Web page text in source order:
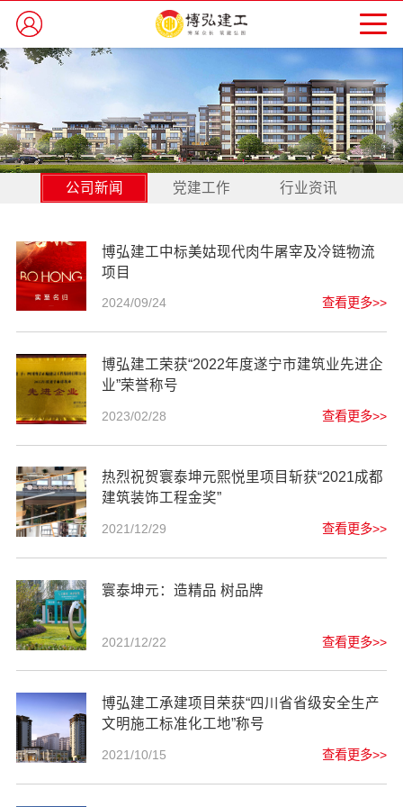
公司新闻 党建工作 行业资讯
博弘建工中标美姑现代肉牛屠宰及冷链物流
项目
2024/09/24 查看更多>>
博弘建工荣获“2022年度遂宁市建筑业先进企
业”荣誉称号
2023/02/28 查看更多>>
热烈祝贺寰泰坤元熙悦里项目斩获“2021成都
建筑装饰工程金奖”
2021/12/29 查看更多>>
寰泰坤元：造精品 树品牌
2021/12/22 查看更多>>
博弘建工承建项目荣获“四川省省级安全生产
文明施工标准化工地”称号
2021/10/15 查看更多>>